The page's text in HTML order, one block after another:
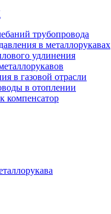
трубопровода
в металлорукавах
удлинения
в газовой отрасли
в отоплении
компенсатор